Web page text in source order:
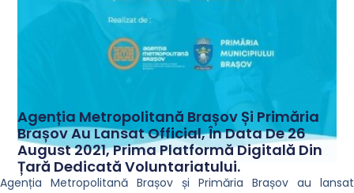
Agenția Metropolitană Brașov Și Primăria
Brașov Au Lansat Official, În Data De 26
August 2021, Prima Platformă Digitală Din
Țară Dedicată Voluntariatului.
Agenția Metropolitană Brașov și Primăria Brașov au lansat